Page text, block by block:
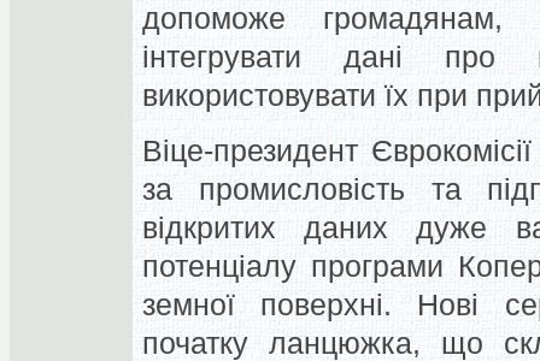
допоможе громадянам,
інтегрувати дані
використовувати їх при
Віце-президент
за промисловість та
відкритих даних дуже
потенціалу програми
земної поверхні. Нові
початку ланцюжка, що